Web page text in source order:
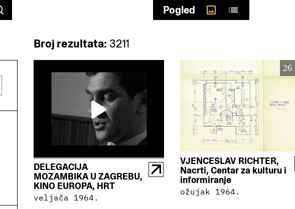
Pogled
Broj rezultata: 3211
DELEGACIJA
MOZAMBIKA U ZAGREBU,
KINO EUROPA, HRT
veljača 1964.
26
VJENCESLAV RICHTER,
Nacrti, Centar za kulturu i
informiranje
ožujak 1964.